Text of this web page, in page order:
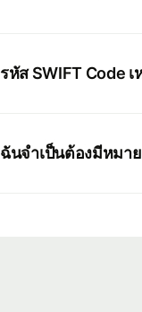
รหัส SWIFT Code
ฉันจำเป็นต้องมีหมา